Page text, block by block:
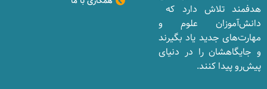
هدفمند تلاش دارد که
دانش‌آموزان علوم و
مهارت‌های جدید یاد بگیرند
و جایگاهشان را در دنیای
پیش‌رو پیدا کنند.